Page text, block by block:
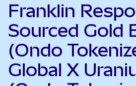
Franklin
Sourced Gold
(Ondo
Global X